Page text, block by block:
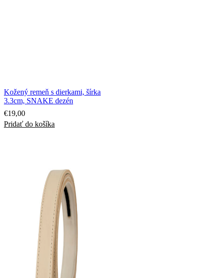
Kožený remeň s dierkami, šírka
3.3cm, SNAKE dezén
€19,00
Pridať do košíka